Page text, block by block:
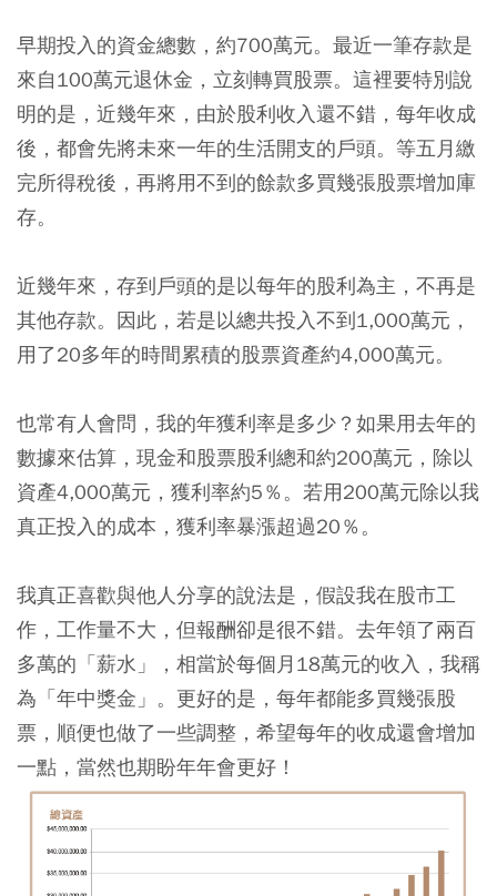
早期投入的資金總數，約700萬元。最近一筆存款是
來自100萬元退休金，立刻轉買股票。這裡要特別說
明的是，近幾年來，由於股利收入還不錯，每年收成
後，都會先將未來一年的生活開支的戶頭。等五月繳
完所得稅後，再將用不到的餘款多買幾張股票增加庫
存。
近幾年來，存到戶頭的是以每年的股利為主，不再是
其他存款。因此，若是以總共投入不到1,000萬元，
用了20多年的時間累積的股票資產約4,000萬元。
也常有人會問，我的年獲利率是多少？ 如果用去年的
數據來估算，現金和股票股利總和約200萬元，除以
資產4,000萬元，獲利率約5％。若用200萬元除以我
真正投入的成本，獲利率暴漲超過20％。
我真正喜歡與他人分享的說法是，假設我在股市工
作，工作量不大，但報酬卻是很不錯。 去年領了兩百
多萬的「薪水」，相當於每個月18萬元的收入，我稱
為「年中獎金」。 更好的是，每年都能多買幾張股
票，順便也做了一些調整，希望每年的收成還會增加
一點，當然也期盼年年會更好！